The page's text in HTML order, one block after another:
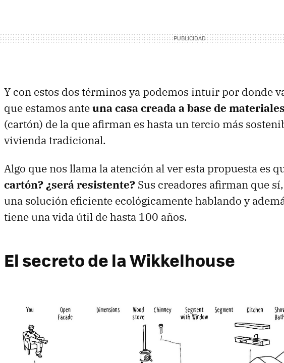
Y con estos dos términos ya podemos intuir por donde
que estamos anteuna casa creada a base de
(cartón) de la que afirman es hasta un tercio más
vivienda tradicional.
Algo que nos llama la atención al ver esta propuesta es
cartón? ¿será resistente? Sus creadores afirman que
una solución eficiente ecológicamente hablando y
tiene una vida útil de hasta 100 años.
El secreto de la Wikkelhouse